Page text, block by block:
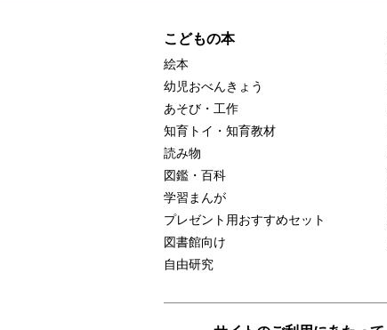
こどもの本
絵本
幼児おべんきょう
あそび・工作
知育トイ・知育教材
読み物
図鑑・百科
学習まんが
プレゼント用おすすめセット
図書館向け
自由研究